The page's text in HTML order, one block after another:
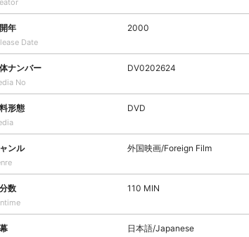
年
Date
2000
ナンバー
No
DV0202624
形態 DVD
ンル 外国映画/Foreign Film
数 110 MIN
日本語/Japanese